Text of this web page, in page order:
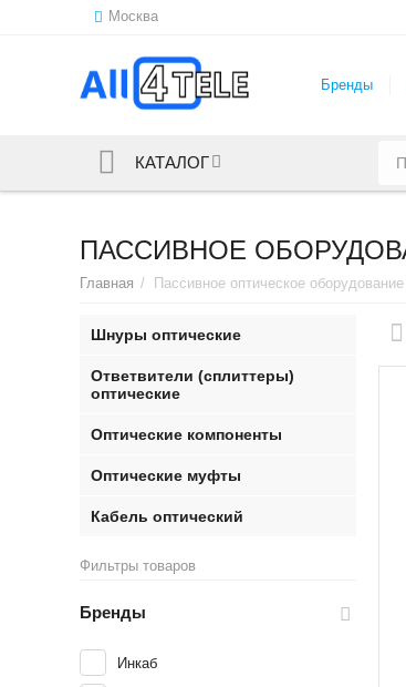
Москва
Бренды
КАТАЛОГ
ПАССИВНОЕ
Главная / Пассивное оптическое оборудование
Шнуры оптические
Ответвители (сплиттеры)
оптические
Оптические компоненты
Оптические муфты
Кабель оптический
Фильтры товаров
Бренды
Инкаб